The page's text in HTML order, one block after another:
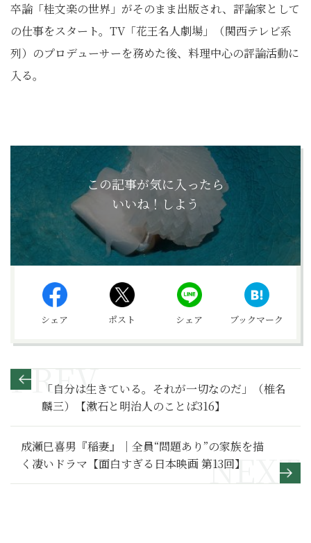
卒論「桂文楽の世界」がそのまま出版され、評論家として
の仕事をスタート。TV「花王名人劇場」（関西テレビ系
列）のプロデューサーを務めた後、料理中心の評論活動に
入る。
この記事が気に入ったら
いいね！しよう
シェア ポスト シェア ブックマーク
「自分は生きている。それが一切なのだ」（椎名
麟三）【漱石と明治人のことば316】
成瀬巳喜男『稲妻』｜全員“問題あり”の家族を描
く凄いドラマ【面白すぎる日本映画 第13回】